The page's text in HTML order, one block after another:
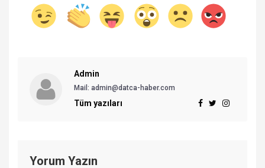
Admin
Mail: admin@datca-haber.com
Tüm yazıları
Yorum Yazın